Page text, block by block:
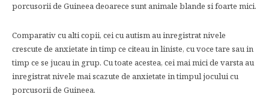
porcusorii de Guineea deoarece sunt animale blande si foarte mici.
Comparativ cu alti copii, cei cu autism au inregistrat nivele
crescute de anxietate in timp ce citeau in liniste, cu voce tare sau in
timp ce se jucau in grup. Cu toate acestea, cei mai mici de varsta au
inregistrat nivele mai scazute de anxietate in timpul jocului cu
porcusorii de Guineea.